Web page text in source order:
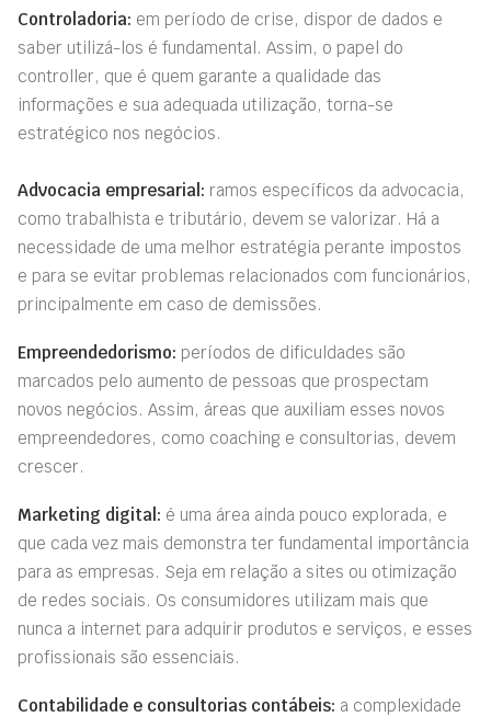
Controladoria: em período de crise, dispor de dados e
saber utilizá-los é fundamental. Assim, o papel do
controller, que é quem garante a qualidade das
informações e sua adequada utilização, torna-se
estratégico nos negócios.
Advocacia empresarial: ramos específicos da advocacia,
como trabalhista e tributário, devem se valorizar. Há a
necessidade de uma melhor estratégia perante impostos
e para se evitar problemas relacionados com funcionários,
principalmente em caso de demissões.
Empreendedorismo: períodos de dificuldades são
marcados pelo aumento de pessoas que prospectam
novos negócios. Assim, áreas que auxiliam esses novos
empreendedores, como coaching e consultorias, devem
crescer.
Marketing digital: é uma área ainda pouco explorada, e
que cada vez mais demonstra ter fundamental importância
para as empresas. Seja em relação a sites ou otimização
de redes sociais. Os consumidores utilizam mais que
nunca a internet para adquirir produtos e serviços, e esses
profissionais são essenciais.
Contabilidade e consultorias contábeis: a complexidade